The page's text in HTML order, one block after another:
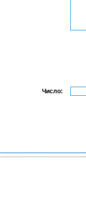
Число: